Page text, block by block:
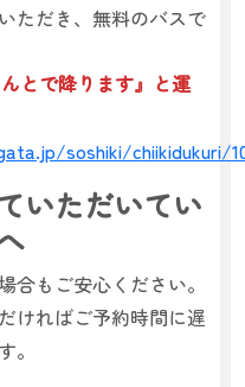
ただき、無料のバスで
とで降ります』と運
soshiki/chiikidukuri/
いただいてい
合もご安心ください。
ければご予約時間に遅
。